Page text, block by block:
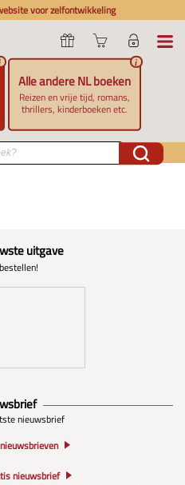
voor zelfontwikkeling
Alle andere NL boeken
Reizen en vrije tijd, romans,
thrillers, kinderboeken etc.
i
uitgave
nieuwsbrief
nieuwsbrief